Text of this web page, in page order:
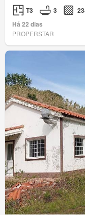
T3 3
Há 22 dias
PROPERSTAR